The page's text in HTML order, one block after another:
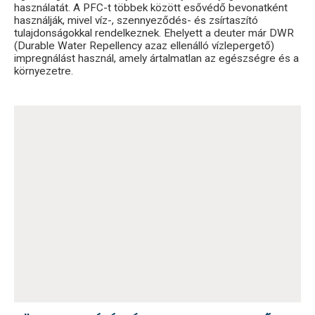
használatát. A PFC-t többek között esővédő bevonatként
használják, mivel víz-, szennyeződés- és zsírtaszító
tulajdonságokkal rendelkeznek. Ehelyett a deuter már DWR
(Durable Water Repellency azaz ellenálló vízlepergető)
impregnálást használ, amely ártalmatlan az egészségre és a
környezetre.